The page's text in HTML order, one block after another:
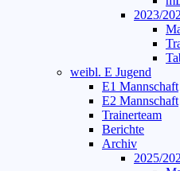
2023/
weibl. E Jugend
E1 Mannschaft
E2 Mannschaft
Trainerteam
Berichte
Archiv
2025/